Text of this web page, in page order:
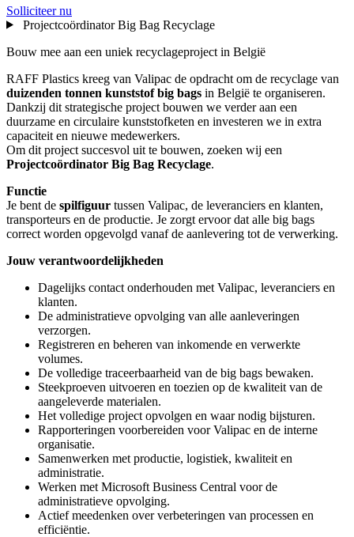
Solliciteer nu
Projectcoördinator Big Bag Recyclage
Bouw mee aan een uniek recyclageproject in België
RAFF Plastics kreeg van Valipac de opdracht om de recyclage van
duizenden tonnen kunststof big bags in België te organiseren.
Dankzij dit strategische project bouwen we verder aan een
duurzame en circulaire kunststofketen en investeren we in extra
capaciteit en nieuwe medewerkers.
Om dit project succesvol uit te bouwen, zoeken wij een
Projectcoördinator Big Bag Recyclage.
Functie
Je bent de spilfiguur tussen Valipac, de leveranciers en klanten,
transporteurs en de productie. Je zorgt ervoor dat alle big bags
correct worden opgevolgd vanaf de aanlevering tot de verwerking.
Jouw verantwoordelijkheden
Dagelijks contact onderhouden met Valipac, leveranciers en
klanten.
De administratieve opvolging van alle aanleveringen
verzorgen.
Registreren en beheren van inkomende en verwerkte
volumes.
De volledige traceerbaarheid van de big bags bewaken.
Steekproeven uitvoeren en toezien op de kwaliteit van de
aangeleverde materialen.
Het volledige project opvolgen en waar nodig bijsturen.
Rapporteringen voorbereiden voor Valipac en de interne
organisatie.
Samenwerken met productie, logistiek, kwaliteit en
administratie.
Werken met Microsoft Business Central voor de
administratieve opvolging.
Actief meedenken over verbeteringen van processen en
efficiëntie.